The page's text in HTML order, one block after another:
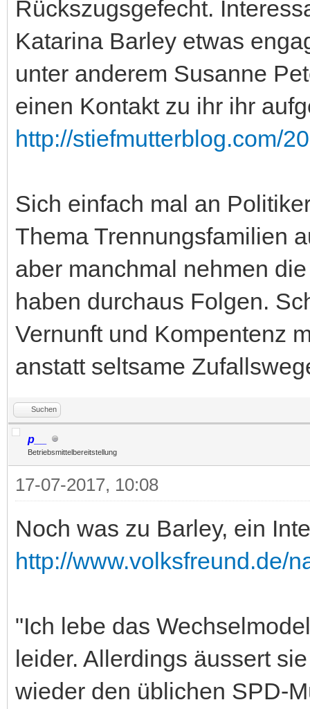
Rückszugsgefecht.
Katarina Barley etwas
unter anderem Susanne
einen Kontakt zu ihr ihr
http://stiefmutterblog.com/
Sich einfach mal an
Thema Trennungsfamilien
aber manchmal nehmen
haben durchaus Folgen.
Vernunft und Kompentenz
anstatt seltsame
Suchen
p__
Betriebsmittelbereitstellung
17-07-2017, 10:08
Noch was zu Barley, ein
http://www.volksfreund.de/
"Ich lebe das
leider. Allerdings äussert
wieder den üblichen SPD-